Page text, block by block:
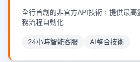
全行首創的非官方API技術，提供最高
務流程自動化
24小時智能客服 AI整合技術